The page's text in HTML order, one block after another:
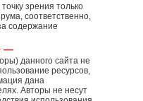
зрения только
соответственно,
содержание
—
данного сайта не
ресурсов,
дана
Авторы не несут